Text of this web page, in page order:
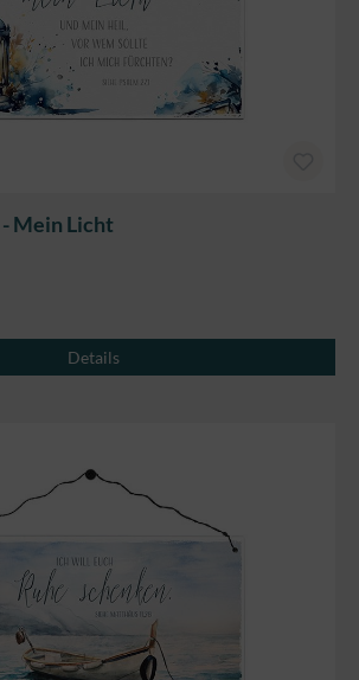
Mein Licht
Details